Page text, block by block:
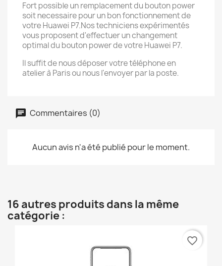
Fort possible un remplacement du bouton power
soit necessaire pour un bon fonctionnement de
votre Huawei P7.Nos techniciens expérimentés
vous proposent d'effectuer un changement
optimal du bouton power de votre Huawei P7.
Il suffit de nous déposer votre téléphone en
atelier à Paris ou nous l'envoyer par la poste.
Commentaires (0)
Aucun avis n'a été publié pour le moment.
16 autres produits dans la même
catégorie :
favorite_border